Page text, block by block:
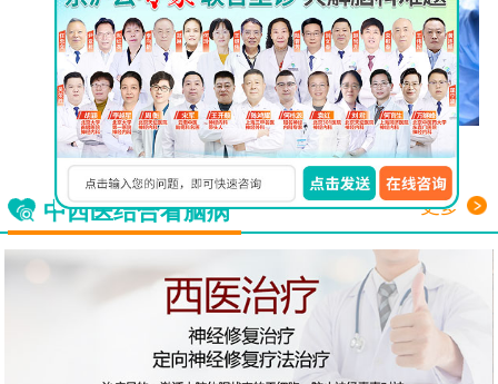
巴氏MVD
显微分离术
详情
查看更多
中西医结合看脑病 更多